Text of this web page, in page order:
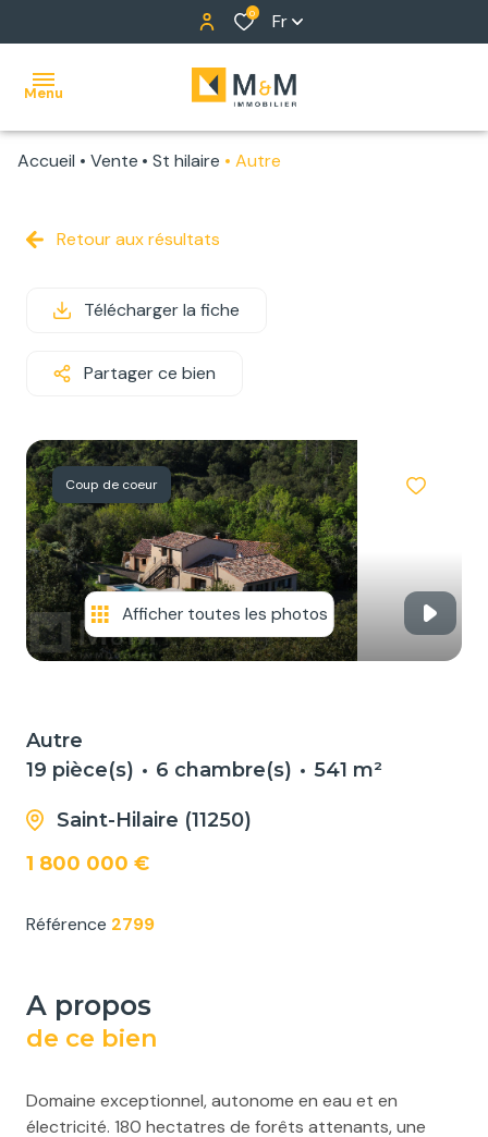
0 Fr
Menu
NOS
ALERTE
ÉQUIPE
NOS
SERVICES
NOUS
CONTACTER
Accueil Vente St hilaire Autre
Retour aux résultats
Télécharger la fiche
Partager ce bien
Coup de coeur
Afficher toutes les photos
Autre
19 pièce(s)
6 chambre(s) 541 m²
Saint-Hilaire (11250)
1 800 000 €
Référence 2799
a propos
de ce bien
Domaine exceptionnel, autonome en eau et en
électricité. 180 hectatres de forêts attenants, une